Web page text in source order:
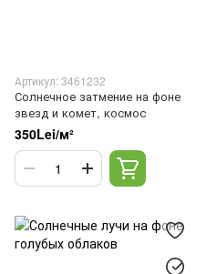
Артикул: 3461232
Солнечное затмение на фоне
звезд и комет, космос
350Lei/м²